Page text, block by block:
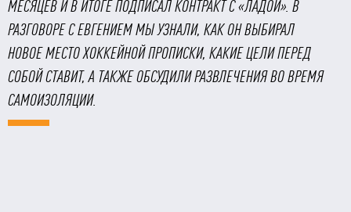
МЕСЯЦЕВ И В ИТОГЕ ПОДПИСАЛ КОНТРАКТ С «ЛАДОЙ». В
РАЗГОВОРЕ С ЕВГЕНИЕМ МЫ УЗНАЛИ, КАК ОН ВЫБИРАЛ
НОВОЕ МЕСТО ХОККЕЙНОЙ ПРОПИСКИ, КАКИЕ ЦЕЛИ ПЕРЕД
СОБОЙ СТАВИТ, А ТАКЖЕ ОБСУДИЛИ РАЗВЛЕЧЕНИЯ ВО ВРЕМЯ
САМОИЗОЛЯЦИИ.